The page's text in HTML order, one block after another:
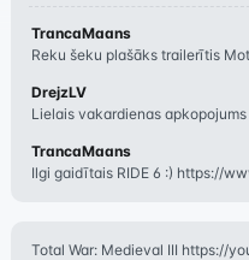
TrancaMaans
DrejzLV
TrancaMaans
Total War: Medieval III https://